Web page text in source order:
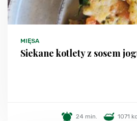
MIĘSA
Siekane kotlety z sosem
24 min. 1071